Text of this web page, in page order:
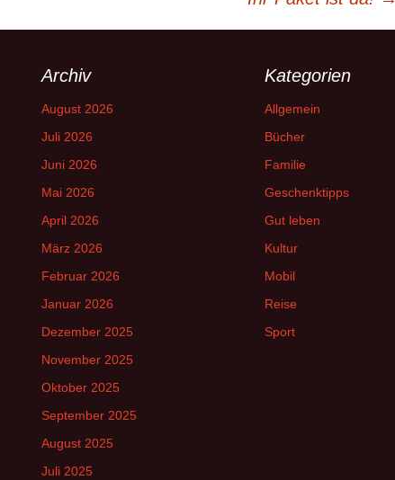
Archiv
August 2026
Juli 2026
Juni 2026
Mai 2026
April 2026
März 2026
Februar 2026
Januar 2026
Dezember 2025
November 2025
Oktober 2025
September 2025
August 2025
Juli 2025
Kategorien
Allgemein
Bücher
Familie
Geschenktipps
Gut leben
Kultur
Mobil
Reise
Sport